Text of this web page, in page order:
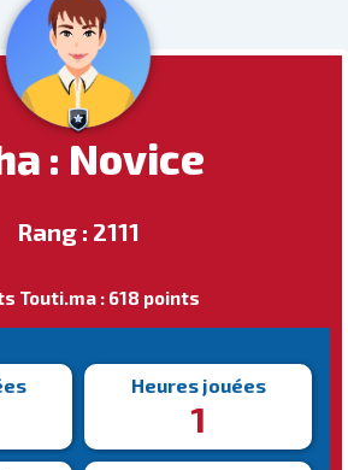
: Novice
Rang : 2111
Touti.ma : 618 points
Heures jouées
1